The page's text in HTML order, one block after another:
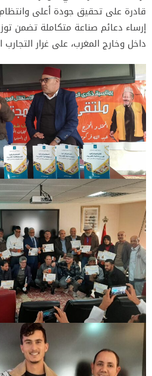
قادرة على تحقيق جودة أعلى
إرساء دعائم صناعة متكاملة تضمن
داخل وخارج المغرب، على غرار التجارب